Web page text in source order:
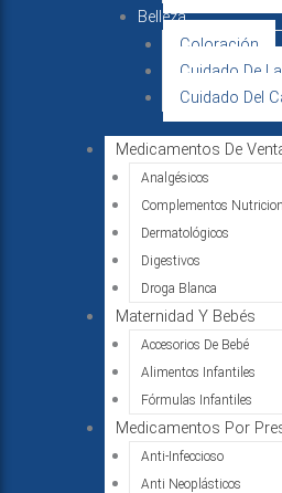
Belleza
Coloración
Cuidado De
Cuidado Del
Medicamentos De
Analgésicos
Complementos
Dermatológicos
Digestivos
Droga Blanca
Maternidad Y Bebés
Accesorios De Bebé
Alimentos Infantiles
Fórmulas Infantiles
Medicamentos Por
Anti-Infeccioso
Anti Neoplásticos